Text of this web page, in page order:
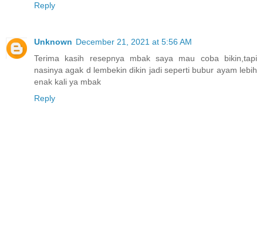
Reply
Unknown December 21, 2021 at 5:56 AM
Terima kasih resepnya mbak saya mau coba bikin,tapi
nasinya agak d lembekin dikin jadi seperti bubur ayam lebih
enak kali ya mbak
Reply